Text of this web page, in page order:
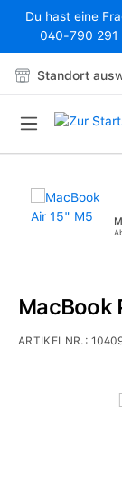
Zum Hauptinhalt
Du hast eine
040-790 291
Standort
Bildergalerie
MacBook
ARTIKELNR.: